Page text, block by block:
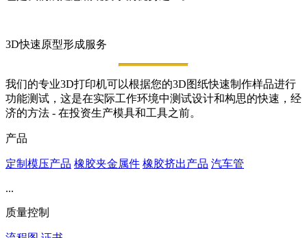
3D快速原型形成服务
我们的专业3D打印机可以根据您的3D图纸快速制作样品进行
功能测试，这是在实际工作环境中测试设计和构思的快速，经
济的方法 - 在投资生产模具和工具之前。
产品
定制模压产品 橡胶夹金属件 橡胶挤出产品 汽车管
...
质量控制